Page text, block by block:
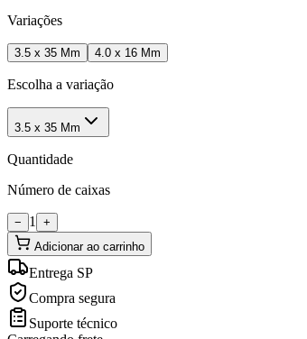
Variações
3.5 x 35 Mm 4.0 x 16 Mm
Escolha a variação
3.5 x 35 Mm
Quantidade
Número de caixas
− 1
+
Adicionar ao carrinho
Entrega SP
Compra segura
Suporte técnico